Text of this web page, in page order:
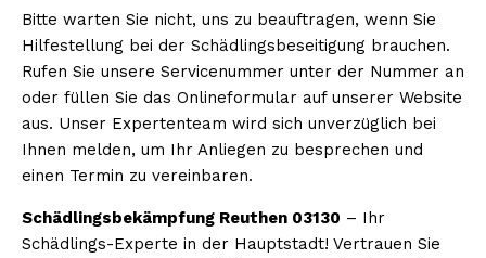
Bitte warten Sie nicht, uns zu beauftragen, wenn Sie
Hilfestellung bei der Schädlingsbeseitigung brauchen.
Rufen Sie unsere Servicenummer unter der Nummer an
oder füllen Sie das Onlineformular auf unserer Website
aus. Unser Expertenteam wird sich unverzüglich bei
Ihnen melden, um Ihr Anliegen zu besprechen und
einen Termin zu vereinbaren.
Schädlingsbekämpfung Reuthen 03130 – Ihr
Schädlings-Experte in der Hauptstadt! Vertrauen Sie